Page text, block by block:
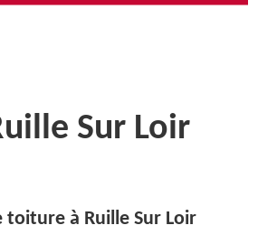
Sur Loir
à Ruille Sur Loir